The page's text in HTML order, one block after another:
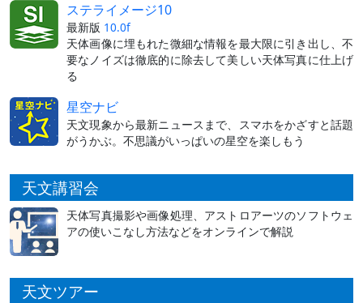
ステライメージ10
最新版 10.0f
天体画像に埋もれた微細な情報を最大限に引き出し、不
要なノイズは徹底的に除去して美しい天体写真に仕上げ
る
星空ナビ
天文現象から最新ニュースまで、スマホをかざすと話題
がうかぶ。不思議がいっぱいの星空を楽しもう
天文講習会
天体写真撮影や画像処理、アストロアーツのソフトウェ
アの使いこなし方法などをオンラインで解説
天文ツアー